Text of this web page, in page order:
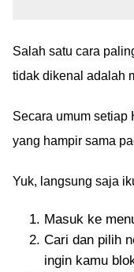
Salah satu cara
tidak dikenal adalah
Secara umum setiap
yang hampir sama
Yuk, langsung saja
Masuk ke
Cari dan pilih
ingin kamu